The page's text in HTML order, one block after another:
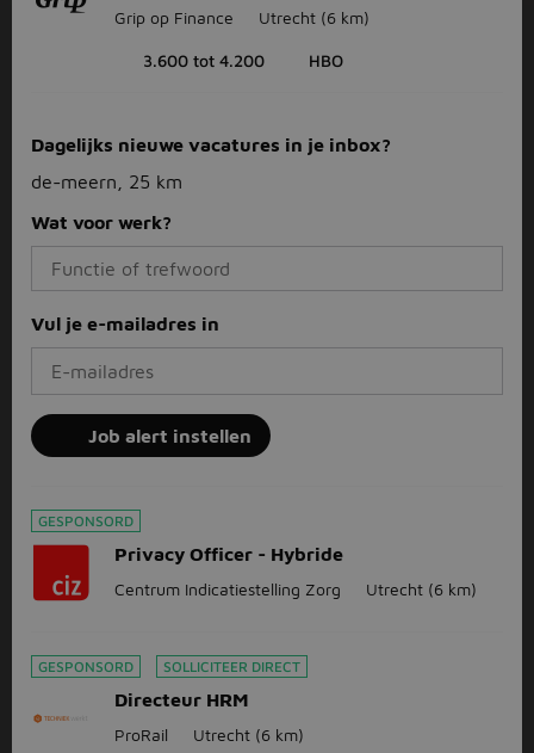
Grip op Finance Utrecht (6 km)
3.600 tot 4.200 HBO
Dagelijks nieuwe vacatures in je inbox?
de-meern, 25 km
Wat voor werk?
Vul je e-mailadres in
Job alert instellen
GESPONSORD
Privacy Officer - Hybride
Centrum Indicatiestelling Zorg Utrecht (6 km)
GESPONSORD SOLLICITEER DIRECT
Directeur HRM
ProRail Utrecht (6 km)